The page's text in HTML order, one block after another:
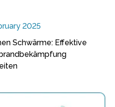
2025
Schwärme: Effektive